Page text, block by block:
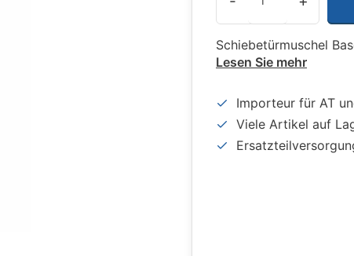
Schiebetürmuschel
Lesen Sie mehr
Importeur für AT
Viele Artikel auf